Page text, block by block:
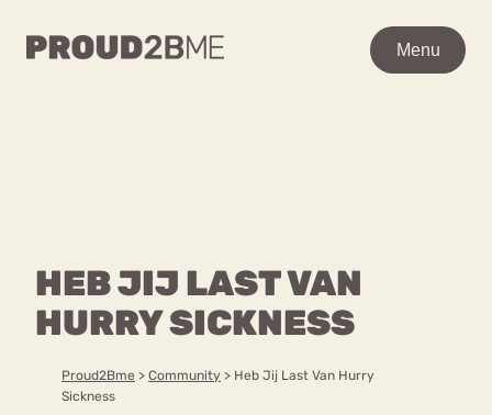
Menu
HEB JIJ LAST VAN
HURRY SICKNESS
Proud2Bme > Community > Heb Jij Last Van Hurry
Sickness
Menu
Content
Over ons
WAAR BEN JE NAAR OP
Over proud2bme
Contact
Vacatures
Privacyverklaring